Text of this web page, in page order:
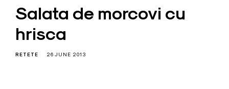
Salata de morcovi cu
hrisca
RETETE 26 JUNE 2013